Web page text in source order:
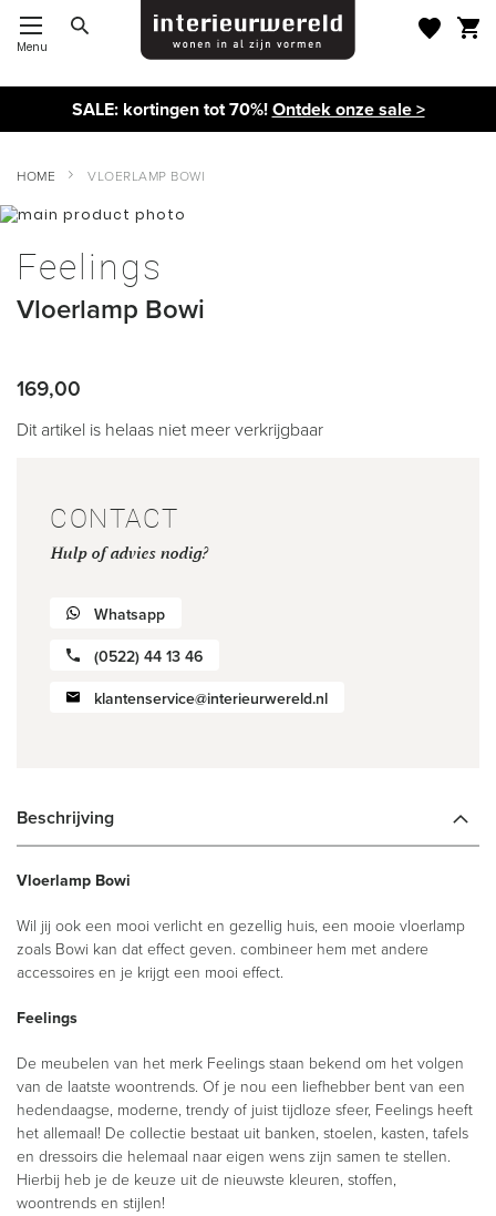
Menu
SALE: kortingen tot 70%!Ontdek onze sale >
HOME VLOERLAMP BOWI
Ga
het
einde
de
afbeeldingen-
naar
het
van
Feelings
Vloerlamp Bowi
169,00
Dit artikel is helaas niet meer verkrijgbaar
CONTACT
Hulp of advies nodig?
Whatsapp
(0522) 44 13 46
klantenservice@interieurwereld.nl
Beschrijving
Vloerlamp Bowi
Wil jij ook een mooi verlicht en gezellig huis, een mooie vloerlamp
zoals Bowi kan dat effect geven. combineer hem met andere
accessoires en je krijgt een mooi effect.
Feelings
De meubelen van het merk Feelings staan bekend om het volgen
van de laatste woontrends. Of je nou een liefhebber bent van een
hedendaagse, moderne, trendy of juist tijdloze sfeer, Feelings heeft
het allemaal! De collectie bestaat uit banken, stoelen, kasten, tafels
en dressoirs die helemaal naar eigen wens zijn samen te stellen.
Hierbij heb je de keuze uit de nieuwste kleuren, stoffen,
woontrends en stijlen!